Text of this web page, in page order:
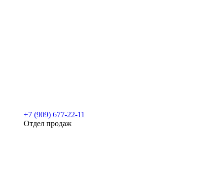
+7 (909) 677-22-11
Отдел продаж